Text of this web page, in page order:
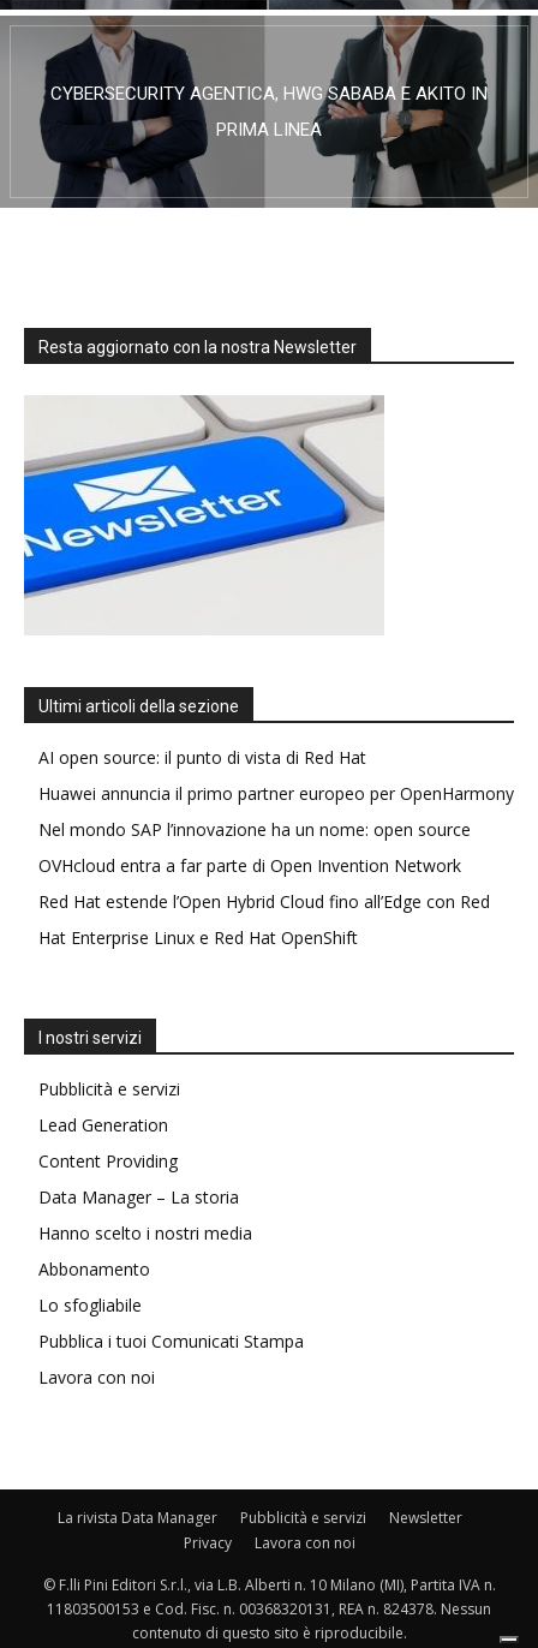
CYBERSECURITY AGENTICA, HWG SABABA E AKITO IN
PRIMA LINEA
Resta aggiornato con la nostra Newsletter
Ultimi articoli della sezione
AI open source: il punto di vista di Red Hat
Huawei annuncia il primo partner europeo per OpenHarmony
Nel mondo SAP l’innovazione ha un nome: open source
OVHcloud entra a far parte di Open Invention Network
Red Hat estende l’Open Hybrid Cloud fino all’Edge con Red
Hat Enterprise Linux e Red Hat OpenShift
I nostri servizi
Pubblicità e servizi
Lead Generation
Content Providing
Data Manager – La storia
Hanno scelto i nostri media
Abbonamento
Lo sfogliabile
Pubblica i tuoi Comunicati Stampa
Lavora con noi
La rivista Data Manager Pubblicità e servizi
Newsletter
Privacy
Lavora con noi
© F.lli Pini Editori S.r.l., via L.B. Alberti n. 10 Milano (MI), Partita IVA n.
11803500153 e Cod. Fisc. n. 00368320131, REA n. 824378. Nessun
contenuto di questo sito è riproducibile.